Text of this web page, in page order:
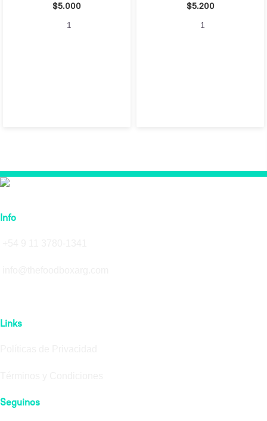
$5.000 $5.200
Info
Links
Seguinos